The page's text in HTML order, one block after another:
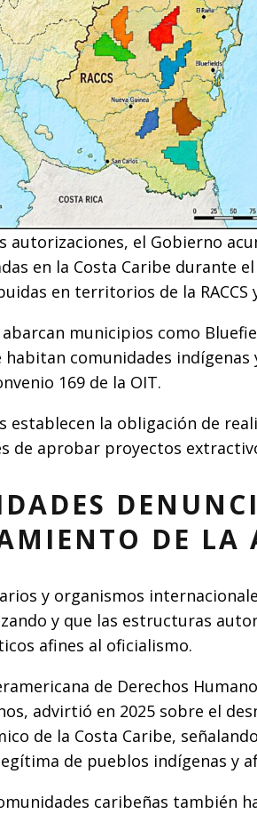
autorizaciones, el Gobierno
en la Costa Caribe durante
en territorios de la RACCS y
abarcan municipios como
habitan comunidades
169 de la OIT.
establecen la obligación de
de aprobar proyectos
DE LA
y organismos
y que las estructuras
afines al oficialismo.
de Derechos
advirtió en 2025 sobre el
de la Costa Caribe,
de pueblos indígenas y
caribeñas también